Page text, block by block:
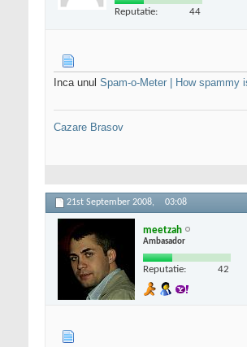
Reputatie: 44
Inca unul Spam-o-Meter | How spammy
Cazare Brasov
21st September 2008, 03:08
meetzah
Ambasador
Reputatie: 42